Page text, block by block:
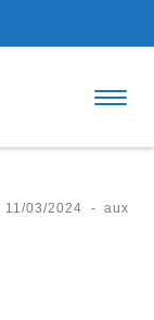
11/03/2024 - aux